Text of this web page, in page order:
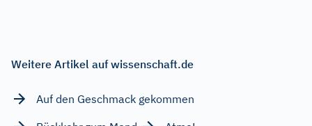
Weitere Artikel auf wissenschaft.de
Auf den Geschmack gekommen